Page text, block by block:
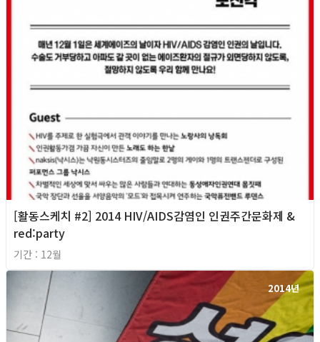
[활동스케치 #2] 2014 HIV/AIDS감염인 인권주간문화제 &
red:party
기간 : 12월
2014년